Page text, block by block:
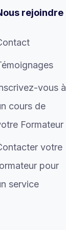
rejoindre
vous à
cours de
Formateur
votre
pour
service